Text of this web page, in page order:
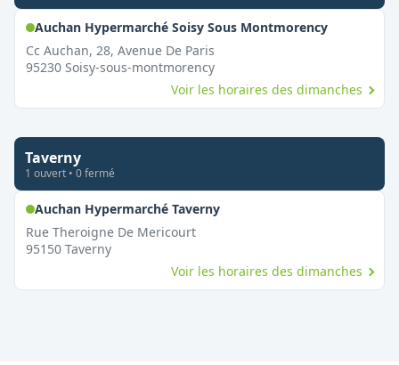
Auchan Hypermarché Soisy Sous Montmorency,
Cc Auchan, 28, Avenue De Paris
95230 Soisy-sous-montmorency
Voir les horaires des dimanches
Taverny
1 ouvert • 0fermé
Auchan Hypermarché Taverny,
Rue Theroigne De Mericourt
95150 Taverny
Voir les horaires des dimanches